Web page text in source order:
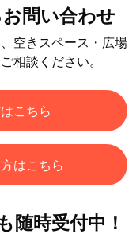
問い合わせ
空きスペース・広場
相談ください。
こちら
はこちら
随時受付中！